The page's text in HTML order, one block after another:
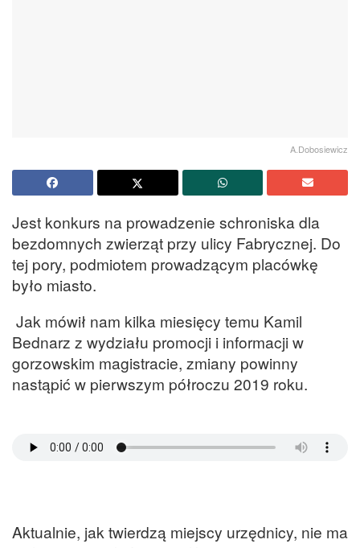
A.Dobosiewicz
Jest konkurs na prowadzenie schroniska dla
bezdomnych zwierząt przy ulicy Fabrycznej. Do
tej pory, podmiotem prowadzącym placówkę
było miasto.
Jak mówił nam kilka miesięcy temu Kamil
Bednarz z wydziału promocji i informacji w
gorzowskim magistracie, zmiany powinny
nastąpić w pierwszym półroczu 2019 roku.
Aktualnie, jak twierdzą miejscy urzędnicy, nie ma